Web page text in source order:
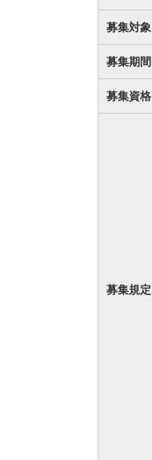
募集対象
募集期間
募集資格
募集規定